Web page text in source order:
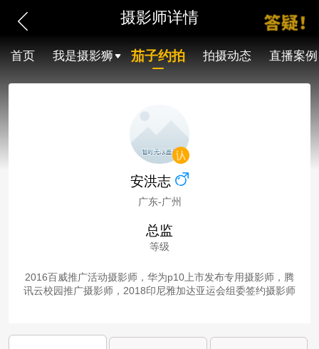
摄影师详情
首页 我是摄影狮 茄子约拍 拍摄动态 直播案例
安洪志
广东-广州
总监
等级
2016百威推广活动摄影师，华为p10上市发布专用摄影师，腾
讯云校园推广摄影师，2018印尼雅加达亚运会组委签约摄影师